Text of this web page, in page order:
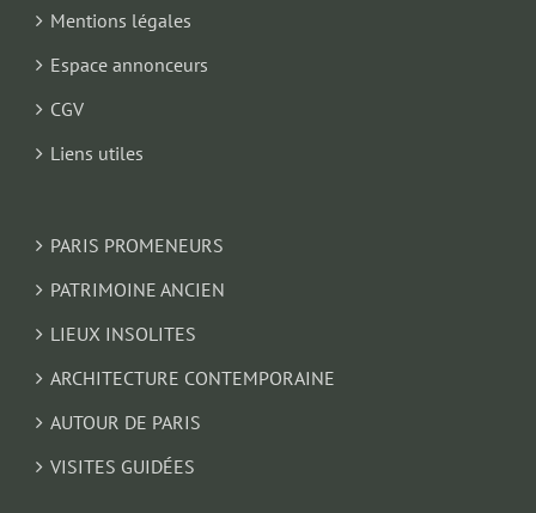
Mentions légales
Espace annonceurs
CGV
Liens utiles
PARIS PROMENEURS
PATRIMOINE ANCIEN
LIEUX INSOLITES
ARCHITECTURE CONTEMPORAINE
AUTOUR DE PARIS
VISITES GUIDÉES